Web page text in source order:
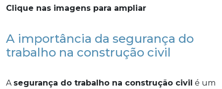
Clique nas imagens para ampliar
A importância da segurança do
trabalho na construção civil
A segurança do trabalho na construção civil é um